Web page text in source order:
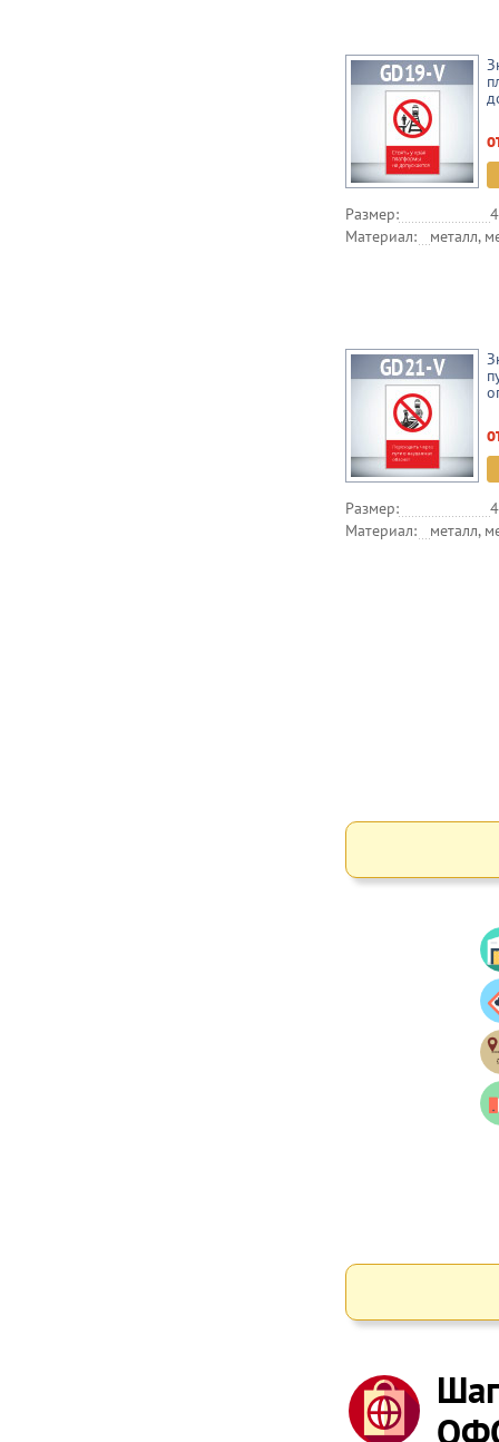
Размер:
Материал:
металл,
Размер:
Материал:
металл,